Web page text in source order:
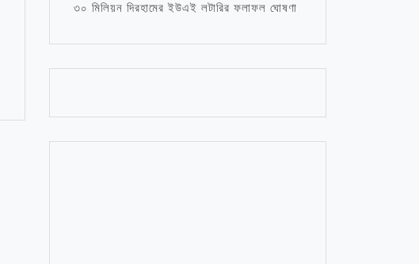
৩০ মিলিয়ন দিরহামের ইউএই লটারির ফলাফল ঘোষণা